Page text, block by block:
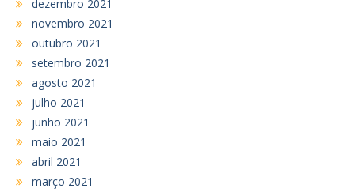
dezembro 2021
novembro 2021
outubro 2021
setembro 2021
agosto 2021
julho 2021
junho 2021
maio 2021
abril 2021
março 2021